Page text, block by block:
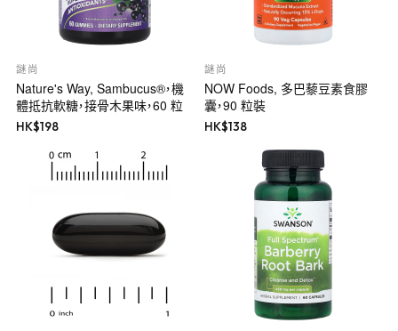
謎尚
Nature's Way, Sambucus®，機
體抵抗軟糖，接骨木果味，60 粒
HK$198
謎尚
NOW Foods, 多巴藜豆素食膠
囊，90 粒裝
HK$138